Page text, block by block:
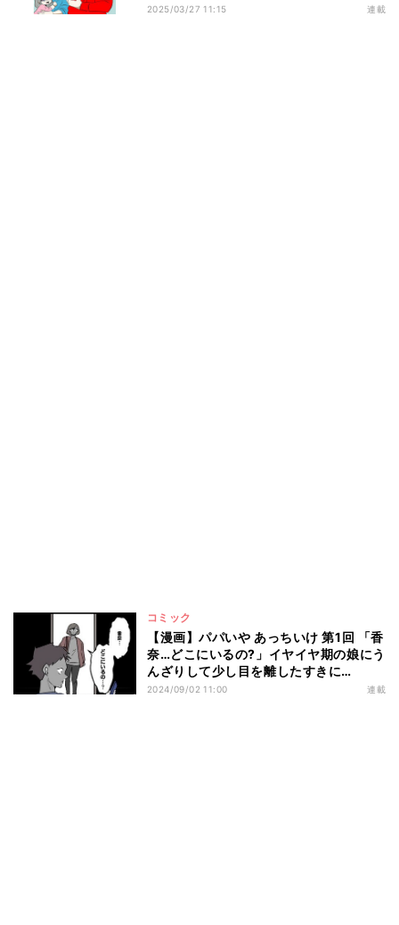
2025/03/27 11:15 連載
コミック
【漫画】パパいや あっちいけ 第1回 「香
奈…どこにいるの?」イヤイヤ期の娘にう
んざりして少し目を離したすきに…
2024/09/02 11:00 連載